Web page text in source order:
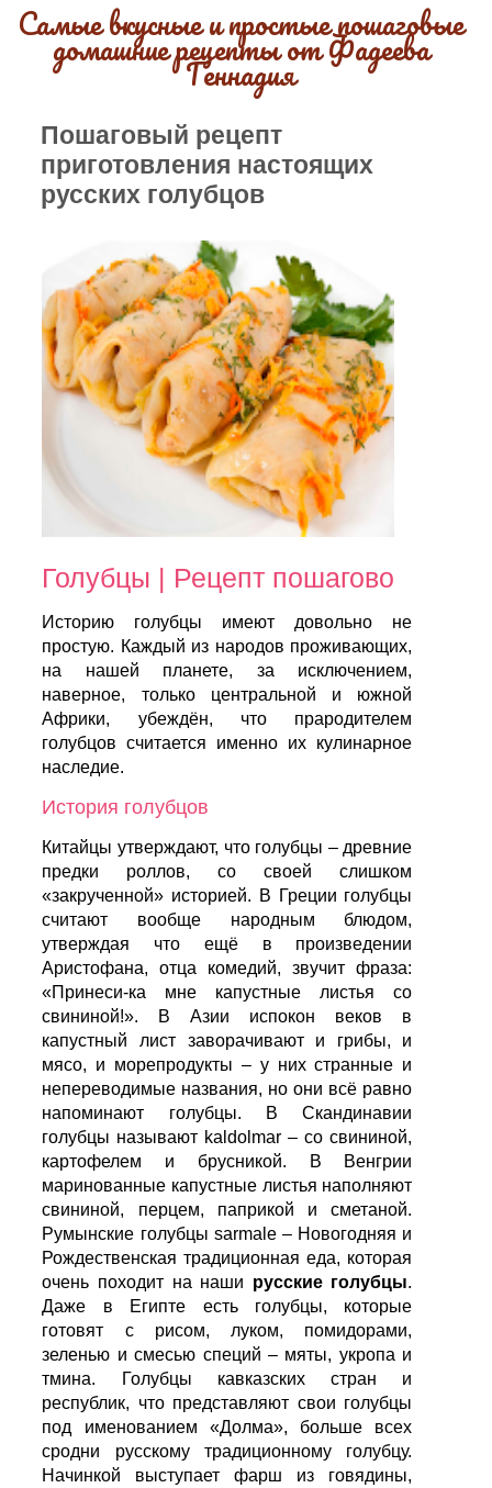
Самые вкусные и простые пошаговые
домашние рецепты от Фадеева
Геннадия
Пошаговый рецепт
приготовления настоящих
русских голубцов
Голубцы | Рецепт пошагово
Историю голубцы имеют довольно не
простую. Каждый из народов проживающих,
на нашей планете, за исключением,
наверное, только центральной и южной
Африки, убеждён, что прародителем
голубцов считается именно их кулинарное
наследие.
История голубцов
Китайцы утверждают, что голубцы – древние
предки роллов, со своей слишком
«закрученной» историей. В Греции голубцы
считают вообще народным блюдом,
утверждая что ещё в произведении
Аристофана, отца комедий, звучит фраза:
«Принеси-ка мне капустные листья со
свининой!». В Азии испокон веков в
капустный лист заворачивают и грибы, и
мясо, и морепродукты – у них странные и
непереводимые названия, но они всё равно
напоминают голубцы. В Скандинавии
голубцы называют kaldolmar – со свининой,
картофелем и брусникой. В Венгрии
маринованные капустные листья наполняют
свининой, перцем, паприкой и сметаной.
Румынские голубцы sarmale – Новогодняя и
Рождественская традиционная еда, которая
очень походит на наши русские голубцы.
Даже в Египте есть голубцы, которые
готовят с рисом, луком, помидорами,
зеленью и смесью специй – мяты, укропа и
тмина. Голубцы кавказских стран и
республик, что представляют свои голубцы
под именованием «Долма», больше всех
сродни русскому традиционному голубцу.
Начинкой выступает фарш из говядины,